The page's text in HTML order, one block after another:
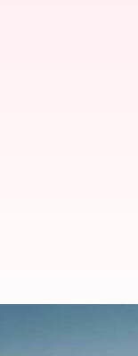
లాస్ వెగాస్